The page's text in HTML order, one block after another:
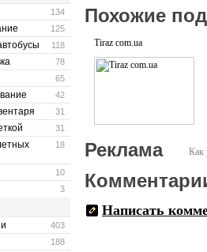
134
125
118
78
65
42
31
31
18
10
3
403
188
Похожие
Tiraz com.ua
Как
Реклама
Написать